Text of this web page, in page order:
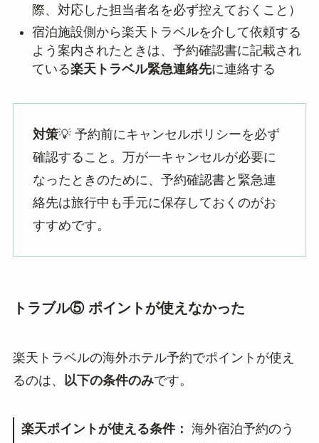
際、対応した担当者名を必ず控えておくこと）
宿泊施設側から楽天トラベルを介して依頼する
よう案内されたときは、予約確認書に記載され
ている楽天トラベル緊急連絡先に連絡する
対策💡 予約前にキャンセルポリシーを必ず
確認すること。万が一キャンセルが必要に
なったときのために、予約確認書と緊急連
絡先は旅行中も手元に保存しておくのがお
すすめです。
トラブル⑤ ポイントが使えなかった
楽天トラベルの海外ホテル予約でポイントが使え
るのは、
以下の条件のみです。
楽天ポイントが使える条件： 海外宿泊予約のう